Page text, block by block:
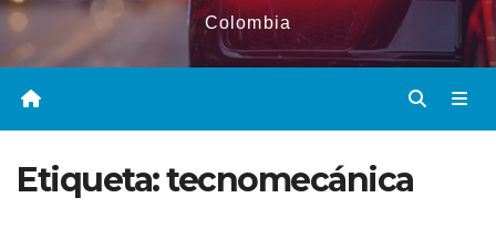
Colombia
Etiqueta:tecnomecánica